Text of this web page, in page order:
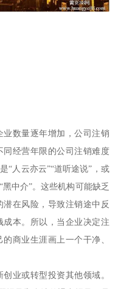
数量逐年增加，公司注销
经营年限的公司注销难度
“人云亦云”“道听途说”，或
中介”。这些机构可能缺乏
在风险，导致注销途中反
本。所以，当企业决定注
商业生涯画上一个干净、
业或转型投资其他领域。